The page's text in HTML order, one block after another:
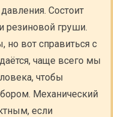
Состоит
резиновой груши.
но вот справиться с
чаще всего мы
чтобы
Механический
если